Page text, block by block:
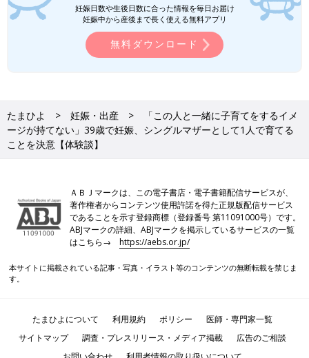
妊娠日数や生後日数に合った情報を毎日お届け
妊娠中から産後まで長く使える無料アプリ
無料ダウンロード
たまひよ 妊娠・出産
「この人と一緒に子育てをするイメ
ージが持てない」39歳で妊娠、シングルマザーとして1人で育てる
ことを決意【体験談】
ＡＢＪマークは、この電子書店・電子書籍配信サービスが、
著作権者からコンテンツ使用許諾を得た正規版配信サービス
であることを示す登録商標（登録番号 第11091000号）です。
ABJマークの詳細、ABJマークを掲示しているサービスの一覧
はこちら→https://aebs.or.jp/
本サイトに掲載されている記事・写真・イラスト等のコンテンツの無断転載を禁じま
す。
たまひよについて 利用規約 ポリシー
医師・専門家一覧
サイトマップ
調査・プレスリリース・メディア掲載
広告のご相談